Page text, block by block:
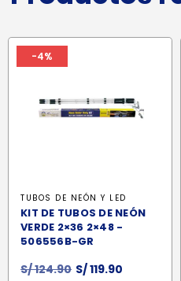
-4%
TUBOS DE NEÓN Y LED
KIT DE TUBOS DE NEÓN
VERDE 2×36 2×48 -
506556B-GR
S/124.90 El
S/119.90